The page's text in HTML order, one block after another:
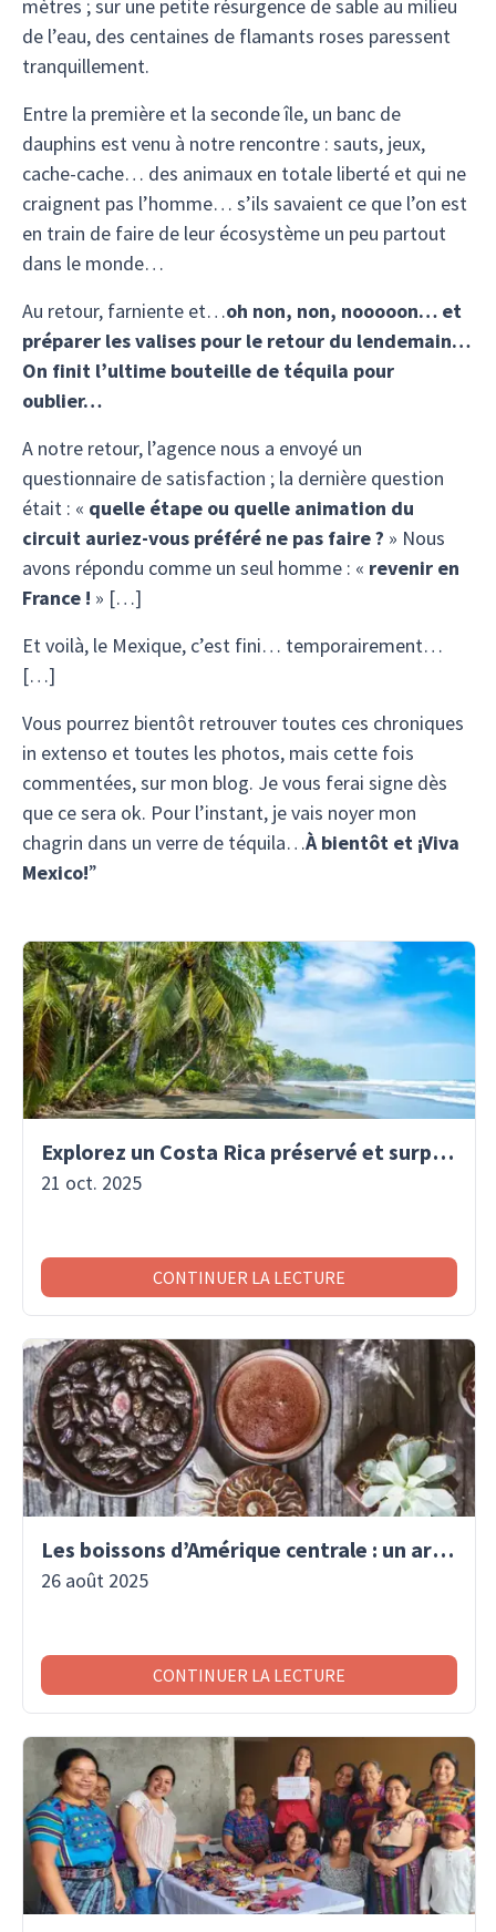
mètres ; sur une petite résurgence de sable au milieu
de l’eau, des centaines de flamants roses paressent
tranquillement.
Entre la première et la seconde île, un banc de
dauphins est venu à notre rencontre : sauts, jeux,
cache-cache… des animaux en totale liberté et qui ne
craignent pas l’homme… s’ils savaient ce que l’on est
en train de faire de leur écosystème un peu partout
dans le monde…
Au retour, farniente et…oh non, non, nooooon… et
préparer les valises pour le retour du lendemain…
On finit l’ultime bouteille de téquila pour
oublier…
A notre retour, l’agence nous a envoyé un
questionnaire de satisfaction ; la dernière question
était : « quelle étape ou quelle animation du
circuit auriez-vous préféré ne pas faire ? » Nous
avons répondu comme un seul homme : « revenir en
France ! » […]
Et voilà, le Mexique, c’est fini… temporairement…
[…]
Vous pourrez bientôt retrouver toutes ces chroniques
in extenso et toutes les photos, mais cette fois
commentées, sur mon blog. Je vous ferai signe dès
que ce sera ok. Pour l’instant, je vais noyer mon
chagrin dans un verre de téquila…À bientôt et ¡Viva
Mexico!”
Explorez un Costa Rica préservé et surprenant
21 oct. 2025
CONTINUER LA LECTURE
Les boissons d’Amérique centrale : un art de vivre traditionnel
26 août 2025
CONTINUER LA LECTURE